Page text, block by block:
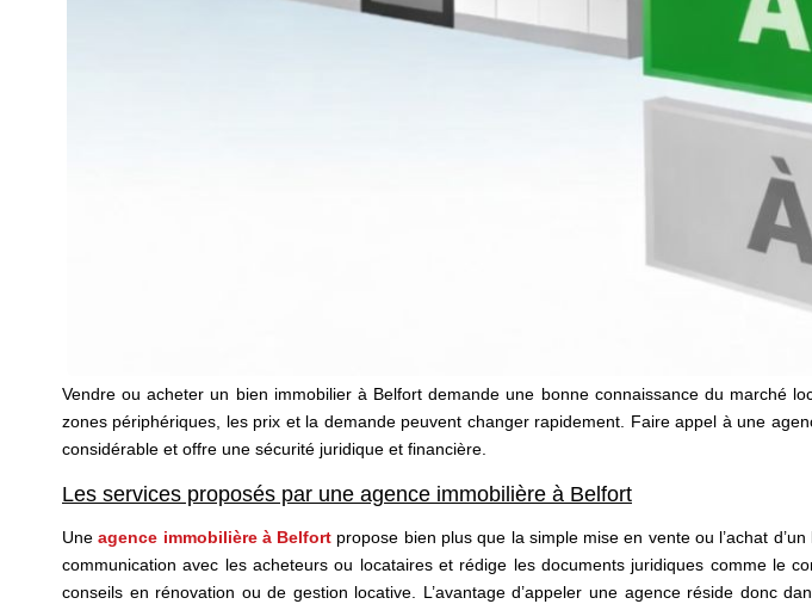
Vendre ou acheter un bien immobilier à Belfort demande une bonne connaissance du marché
zones périphériques, les prix et la demande peuvent changer rapidement. Faire appel à une
considérable et offre une sécurité juridique et financière.
Les services proposés par une agence immobilière à Belfort
Uneagence immobilière à Belfort propose bien plus que la simple mise en vente ou l’achat
communication avec les acheteurs ou locataires et rédige les documents juridiques comme le
conseils en rénovation ou de gestion locative. L’avantage d’appeler une agence réside donc